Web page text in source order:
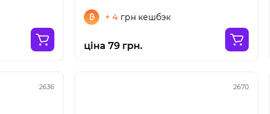
+ 4 грн кешбэк
ціна 79 грн.
2636 2670